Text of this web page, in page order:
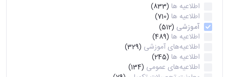
اطلاعیه ها (833)
اطلاعیه ها (710)
آموزشی (512)
اطلاعیه ها (489)
اطلاعیه‌های‌ آموزشی (329)
اطلاعیه ها (245)
اطلاعیه‌های عمومی (134)